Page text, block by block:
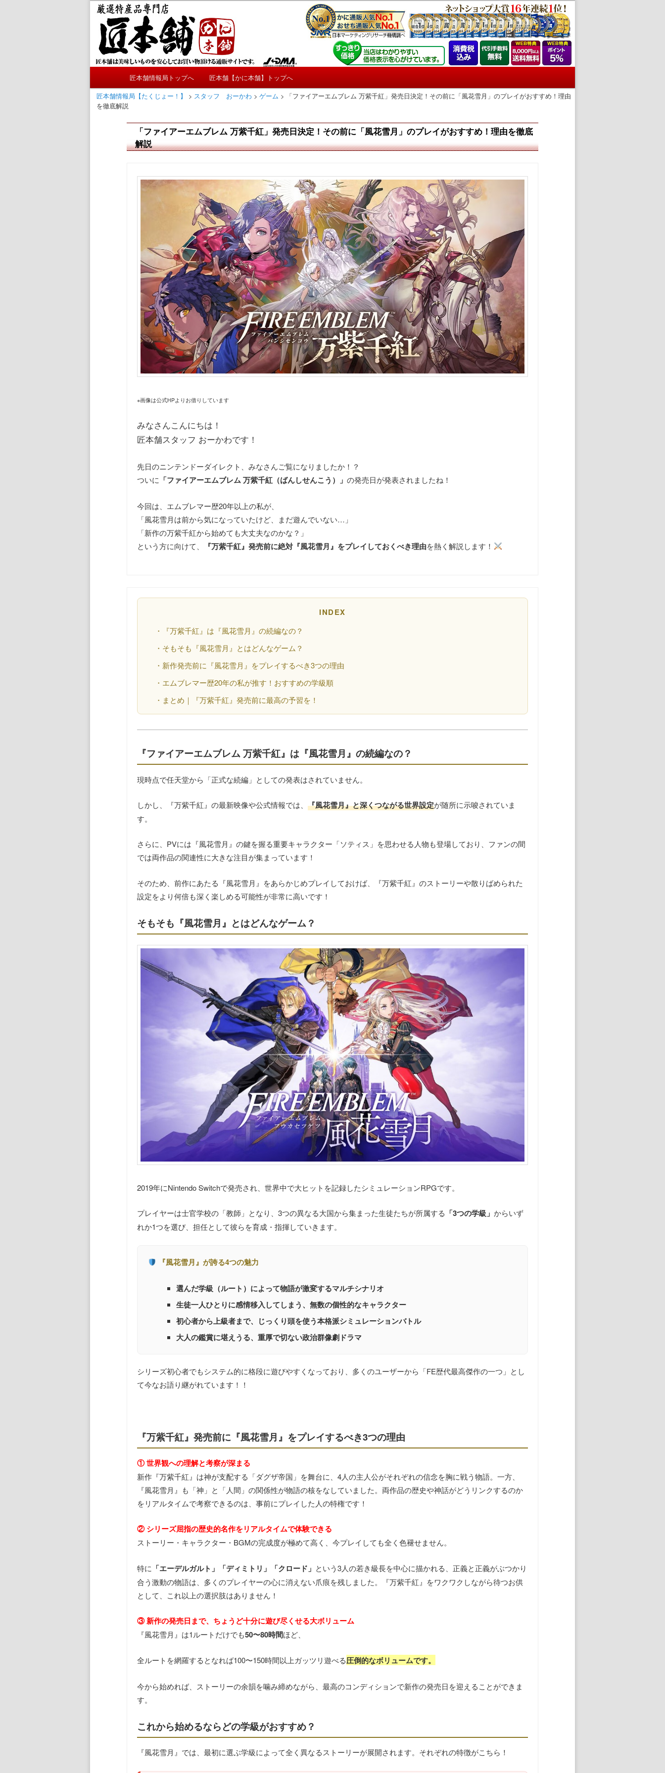
匠本舗情報局【たくじょー！】
かにやおせちについてのおもしろ情報や興味深い記事をお届けします。
ン
メ
メ
ン
コ
ン
ツ
へ
移
匠本舗情報局トップへ
匠本舗【かに本舗】トップへ
匠本舗情報局【たくじょー！】
> スタッフ おーかわ> ゲーム >
「ファイアーエムブレム 万紫千紅」発売日決定！その前に「風花雪月」のプレイがおすすめ！理由
を徹底解説
「ファイアーエムブレム 万紫千紅」発売日決定！その前に「風花雪月」のプレイがおすすめ！理由を徹底
解説
※画像は公式HPよりお借りしています
みなさんこんにちは！
匠本舗スタッフ おーかわです！
先日のニンテンドーダイレクト、みなさんご覧になりましたか！？
ついに 「ファイアーエムブレム 万紫千紅（ばんしせんこう）」の発売日が発表されましたね！
今回は、エムブレマー歴20年以上の私が、
「風花雪月は前から気になっていたけど、まだ遊んでいない…」
「新作の万紫千紅から始めても大丈夫なのかな？」
という方に向けて、
『万紫千紅』発売前に絶対『風花雪月』をプレイしておくべき理由を熱く解説します！
INDEX
・『万紫千紅』は『風花雪月』の続編なの？
・そもそも『風花雪月』とはどんなゲーム？
・新作発売前に『風花雪月』をプレイするべき3つの理由
・エムブレマー歴20年の私が推す！おすすめの学級順
・まとめ｜『万紫千紅』発売前に最高の予習を！
『ファイアーエムブレム 万紫千紅』は『風花雪月』の続編なの？
現時点で任天堂から「正式な続編」としての発表はされていません。
しかし、『万紫千紅』の最新映像や公式情報では、『風花雪月』と深くつながる世界設定が随所に示唆されていま
す。
さらに、PVには『風花雪月』の鍵を握る重要キャラクター「ソティス」を思わせる人物も登場しており、ファンの間
では両作品の関連性に大きな注目が集まっています！
そのため、前作にあたる『風花雪月』をあらかじめプレイしておけば、『万紫千紅』のストーリーや散りばめられた
設定をより何倍も深く楽しめる可能性が非常に高いです！
そもそも『風花雪月』とはどんなゲーム？
2019年にNintendo Switchで発売され、世界中で大ヒットを記録したシミュレーションRPGです。
プレイヤーは士官学校の「教師」となり、3つの異なる大国から集まった生徒たちが所属する 「3つの学級」からいず
れか1つを選び、担任として彼らを育成・指揮していきます。
『風花雪月』が誇る4つの魅力
選んだ学級（ルート）によって物語が激変するマルチシナリオ
生徒一人ひとりに感情移入してしまう、無数の個性的なキャラクター
初心者から上級者まで、じっくり頭を使う本格派シミュレーションバトル
大人の鑑賞に堪えうる、重厚で切ない政治群像劇ドラマ
シリーズ初心者でもシステム的に格段に遊びやすくなっており、多くのユーザーから「FE歴代最高傑作の一つ」とし
て今なお語り継がれています！！
『万紫千紅』発売前に『風花雪月』をプレイするべき3つの理由
① 世界観への理解と考察が深まる
新作『万紫千紅』は神が支配する「ダグザ帝国」を舞台に、4人の主人公がそれぞれの信念を胸に戦う物語。一方、
『風花雪月』も「神」と「人間」の関係性が物語の核をなしていました。両作品の歴史や神話がどうリンクするのか
をリアルタイムで考察できるのは、事前にプレイした人の特権です！
② シリーズ屈指の歴史的名作をリアルタイムで体験できる
ストーリー・キャラクター・BGMの完成度が極めて高く、今プレイしても全く色褪せません。
特に 「エーデルガルト」「ディミトリ」「クロード」 という3人の若き級長を中心に描かれる、正義と正義がぶつかり
合う激動の物語は、多くのプレイヤーの心に消えない爪痕を残しました。『万紫千紅』をワクワクしながら待つお供
として、これ以上の選択肢はありません！
③ 新作の発売日まで、ちょうど十分に遊び尽くせる大ボリューム
『風花雪月』は1ルートだけでも50〜80時間ほど、
全ルートを網羅するとなれば100〜150時間以上ガッツリ遊べる圧倒的なボリュームです。
今から始めれば、ストーリーの余韻を噛み締めながら、最高のコンディションで新作の発売日を迎えることができま
す。
これから始めるならどの学級がおすすめ？
『風花雪月』では、最初に選ぶ学級によって全く異なるストーリーが展開されます。それぞれの特徴がこちら！